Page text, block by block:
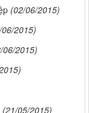
(02/06/2015)
2015)
06/2015)
(21/05/2015)